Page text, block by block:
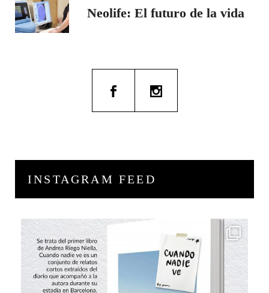
Neolife: El futuro de la vida
INSTAGRAM FEED